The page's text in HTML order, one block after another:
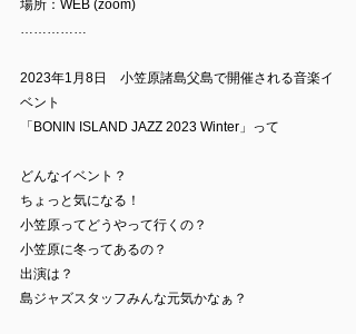
場所：WEB (zoom)
……………
2023年1月8日　小笠原諸島父島で開催される音楽イ
ベント
「BONIN ISLAND JAZZ 2023 Winter」って
どんなイベント？
ちょっと気になる！
小笠原ってどうやって行くの？
小笠原に冬ってあるの？
出演は？
島ジャズスタッフみんな元気かなぁ？